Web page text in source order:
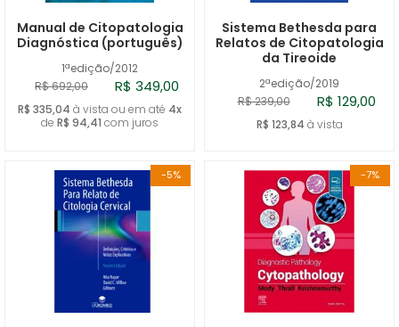
1ªedição/2012
Manual de Citopatologia
Diagnóstica (português)
R$ 692,00 R$ 349,00
R$ 335,04 à vista ou em até 4x
de R$ 94,41 com juros
2ªedição/2019
Sistema Bethesda para
Relatos de Citopatologia
da Tireoide
R$ 239,00 R$ 129,00
R$ 123,84 à vista
-5% -7%